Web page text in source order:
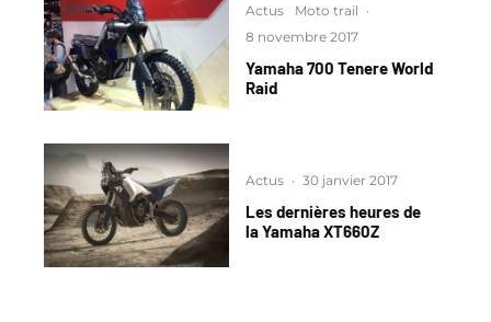
Actus Moto trail ·
8 novembre 2017
Yamaha 700 Tenere World
Raid
Actus · 30 janvier 2017
Les dernières heures de
la Yamaha XT660Z